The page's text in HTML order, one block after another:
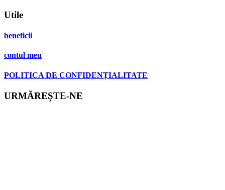
Utile
beneficii
contul meu
POLITICA DE CONFIDENȚIALITATE
URMĂREȘTE-NE